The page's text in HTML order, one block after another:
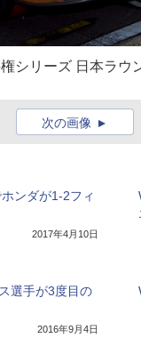
シリーズ 日本ラ
次の画像
ンダが1-2フィ
2017年4月10日
選手が3度目の
2016年9月4日